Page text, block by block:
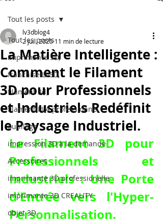
Tout les posts
imprimante 3D,
franchise LV3D,
filament 3d,
filament PLA professionnel
outillage
impression 3D à la demande
Accessoires
imprimante 3D professionelle
imprimante 3D CREALITY
objet 3D
Tout les posts
La Matière Intelligente :
Comment le Filament
3D pour Professionnels
et Industriels Redéfinit
le Paysage Industriel.
lv3dblog4
2 juil. 2025 11 min de lecture
Le Filament 3D pour
Professionnels et
Industriels : Une Porte
d'Entrée vers l'Hyper-
Personnalisation.